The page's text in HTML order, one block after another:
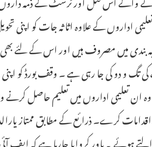
اداروں کے علاوہ اثاثہ جات کو اپنی
بندی میں مصروف ہیں اور اس کے لئے
و دو کی جا رہی ہے ۔ وقف بورڈ کو اپنی
ان تعلیمی اداروں میں تعلیم حاصل
کرے۔ ذرائع کے مطابق ممتاز
ہوئے یہ باور کروایا جارہا ہے کہ ایف